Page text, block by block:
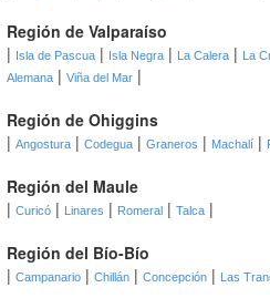
Región de Valparaíso
|
Isla de Pascua | Isla Negra | La Calera | La
Alemana | Viña del Mar |
Región de Ohiggins
| Angostura | Codegua | Graneros | Machalí |
Región del Maule
| Curicó | Linares | Romeral | Talca |
Región del Bío-Bío
| Campanario | Chillán | Concepción | Las